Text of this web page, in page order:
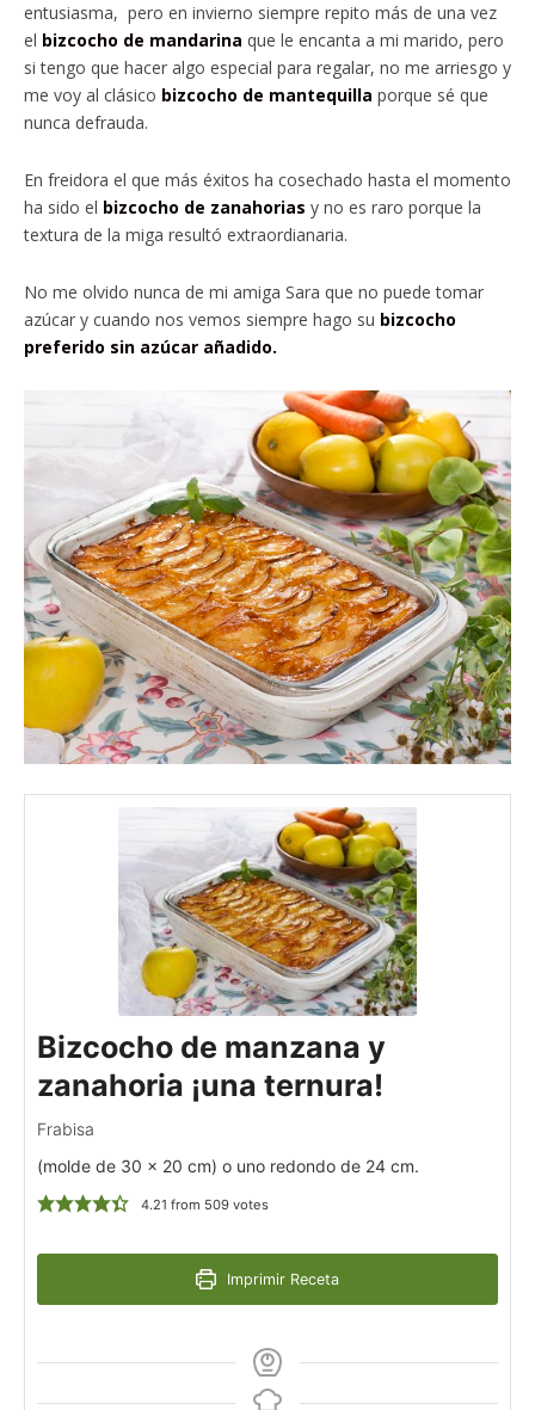
entusiasma, pero en invierno siempre repito más de una vez
el bizcocho de mandarina que le encanta a mi marido, pero
si tengo que hacer algo especial para regalar, no me arriesgo y
me voy al clásico bizcocho de mantequilla porque sé que
nunca defrauda.
En freidora el que más éxitos ha cosechado hasta el momento
ha sido el bizcocho de zanahorias y no es raro porque la
textura de la miga resultó extraordianaria.
No me olvido nunca de mi amiga Sara que no puede tomar
azúcar y cuando nos vemos siempre hago su bizcocho
preferido sin azúcar añadido.
Bizcocho de manzana y
zanahoria ¡una ternura!
Frabisa
(molde de 30 x 20 cm) o uno redondo de 24 cm.
4.21 from 509votes
Imprimir Receta